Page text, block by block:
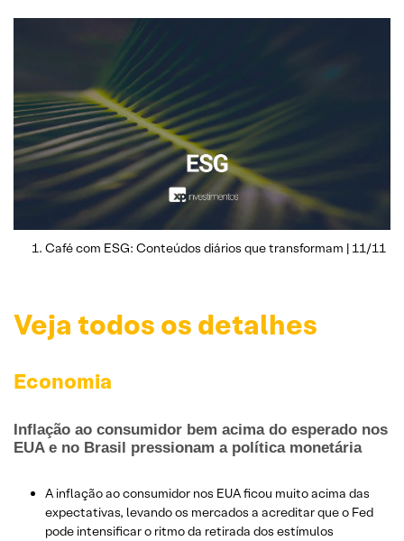
Café com ESG: Conteúdos diários que transformam | 11/11
Veja todos os detalhes
Economia
Inflação ao consumidor bem acima do esperado nos
EUA e no Brasil pressionam a política monetária
A inflação ao consumidor nos EUA ficou muito acima das
expectativas, levando os mercados a acreditar que o Fed
pode intensificar o ritmo da retirada dos estímulos